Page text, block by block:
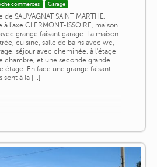
commerces Garage
SAUVAGNAT SAINT MARTHE,
l'axe CLERMONT-ISSOIRE, maison
grange faisant garage. La maison
cuisine, salle de bains avec wc,
séjour avec cheminée, à l'étage
chambre, et une seconde grande
étage. En face une grange faisant
sont à la [...]